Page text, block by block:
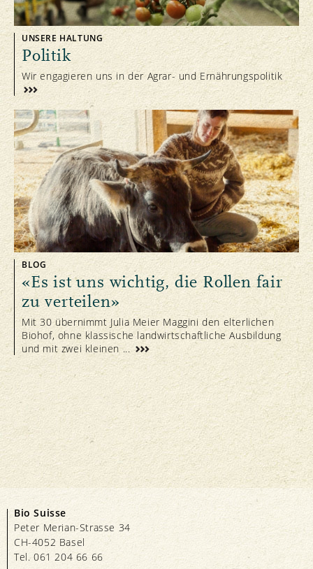
UNSERE HALTUNG
Politik
Wir engagieren uns in der Agrar- und Ernährungspolitik
BLOG
«Es ist uns wichtig, die Rollen fair
zu verteilen»
Mit 30 übernimmt Julia Meier Maggini den elterlichen
Biohof, ohne klassische landwirtschaftliche Ausbildung
und mit zwei kleinen ...
Bio Suisse
Peter Merian-Strasse 34
CH-4052 Basel
Tel. 061 204 66 66